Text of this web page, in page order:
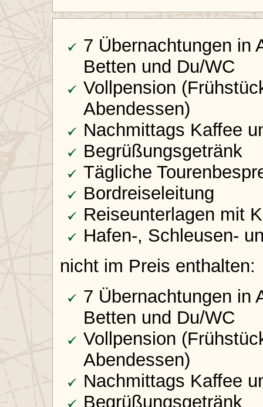
7 Übernachtungen in
Betten und Du/WC
Vollpension
Abendessen)
Nachmittags Kaffee
Begrüßungsgetränk
Tägliche
Bordreiseleitung
Reiseunterlagen mit
Hafen-, Schleusen-
nicht im Preis enthalten:
7 Übernachtungen in
Betten und Du/WC
Vollpension
Abendessen)
Nachmittags Kaffee
Begrüßungsgetränk